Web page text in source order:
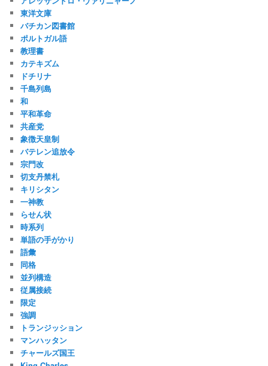
東洋文庫
バチカン図書館
ポルトガル語
教理書
カテキズム
ドチリナ
千島列島
和
平和革命
共産党
象徴天皇制
バテレン追放令
宗門改
切支丹禁札
キリシタン
一神教
らせん状
時系列
単語の手がかり
語彙
同格
並列構造
従属接続
限定
強調
トランジッション
マンハッタン
チャールズ国王